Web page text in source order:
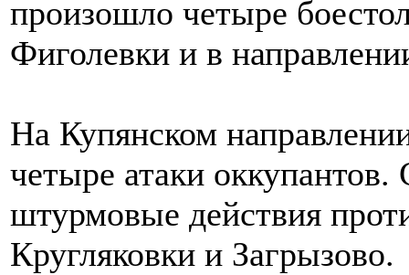
произошло четыре
Фиголевки и в
На Купянском
четыре атаки
штурмовые действия
Кругляковки и Загрызово.